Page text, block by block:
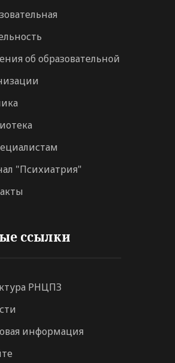
об образовательной
"Психиатрия"
ссылки
РНЦПЗ
информация